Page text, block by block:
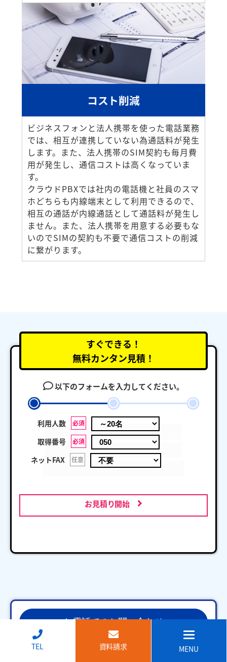
コスト削減
ビジネスフォンと法人携帯を使った電話業務
では、相互が連携していない為通話料が発生
します。また、法人携帯のSIM契約も毎月費
用が発生し、通信コストは高くなっていま
す。
クラウドPBXでは社内の電話機と社員のスマ
ホどちらも内線端末として利用できるので、
相互の通話が内線通話として通話料が発生し
ません。また、法人携帯を用意する必要もな
いのでSIMの契約も不要で通信コストの削減
に繋がります。
すぐできる！
無料カンタン見積！
以下のフォームを入力してください。
利用人数 必須
取得番号 必須
ネットFAX 任意
お見積り開始
お電話でのお問い合わせ
ご質問、お見積もりなど
TEL 資料請求 MENU